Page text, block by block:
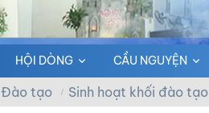
HỘI DÒNG CẦU NGUYỆN
Đào tạo Sinh hoạt khối đào tạo